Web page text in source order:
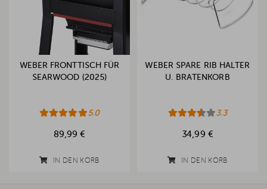
WEBER FRONTTISCH FÜR
SEARWOOD (2025)
5.0
89,99 €
IN DEN KORB
WEBER SPARE RIB HALTER
U. BRATENKORB
3.3
34,99 €
IN DEN KORB